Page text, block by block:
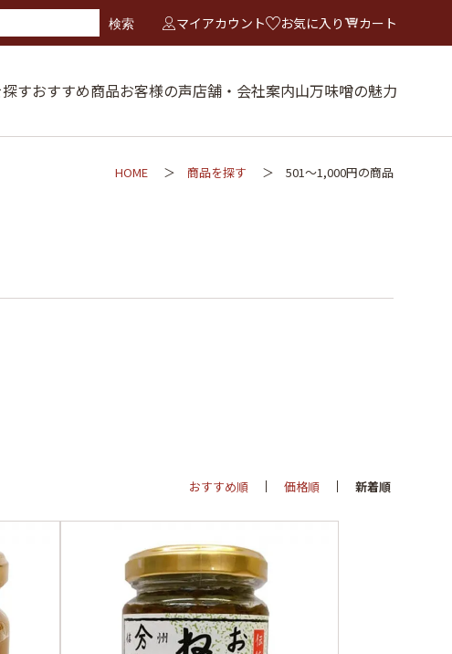
検索 マイアカウント お気に入り カート
すおすすめ商品お客様の声店舗・会社案内山万味噌の魅力
HOME 商品を探す 501～1,000円の商品
おすすめ順 価格順 新着順